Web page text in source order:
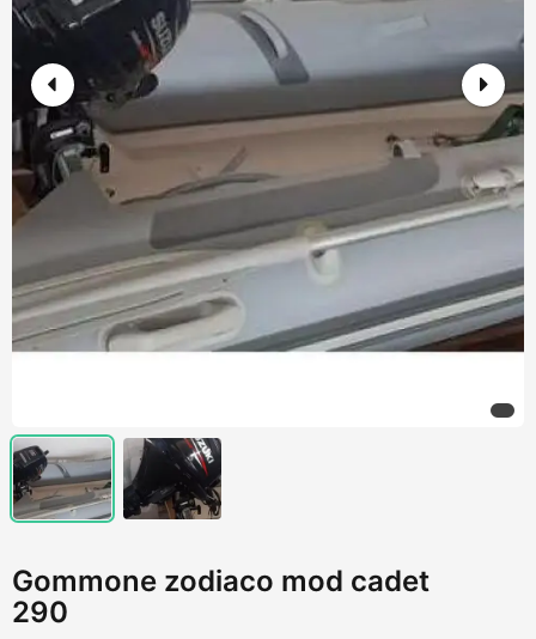
Gommone zodiaco mod cadet
290